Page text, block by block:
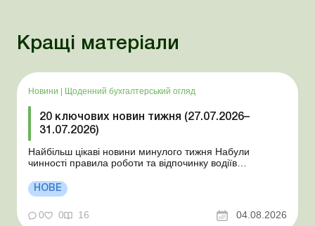
Кращі матеріали
Новини | Щоденний бухгалтерський огляд
20 ключових новин тижня (27.07.2026–
31.07.2026)
Найбільш цікаві новини минулого тижня Набули
чинності правила роботи та відпочинку водіїв
стан Для сільгосппідприємств і ФОП запроваджено нові
одноразові статистичні форми З 2 серпня змінюється
порядок зарахування окремих періодів роботи до стр...
НОВЕ
0 0 16 04.08.2026